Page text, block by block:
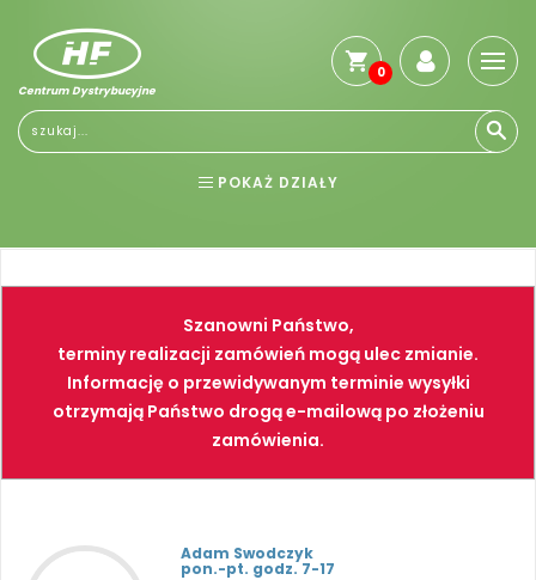
Centrum Dystrybucyjne
0
POKAŻ DZIAŁY
NARZĘDZIA SPAWALNICTWO
FARBY PNEUMATYKA
Szanowni Państwo,
terminy realizacji zamówień mogą ulec zmianie.
Informację o przewidywanym terminie wysyłki
otrzymają Państwo drogą e-mailową po złożeniu
zamówienia.
Adam Swodczyk
pon.-pt. godz. 7-17